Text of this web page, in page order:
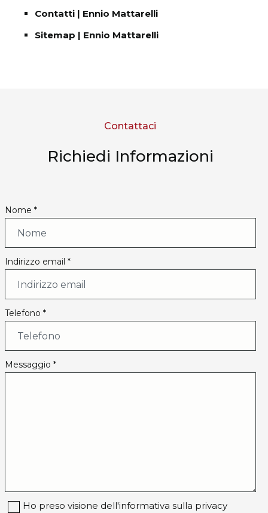
Contatti | Ennio Mattarelli
Sitemap | Ennio Mattarelli
Contattaci
Richiedi Informazioni
Nome *
Indirizzo email *
Telefono *
Messaggio *
Ho preso visione dell'informativa sulla privacy